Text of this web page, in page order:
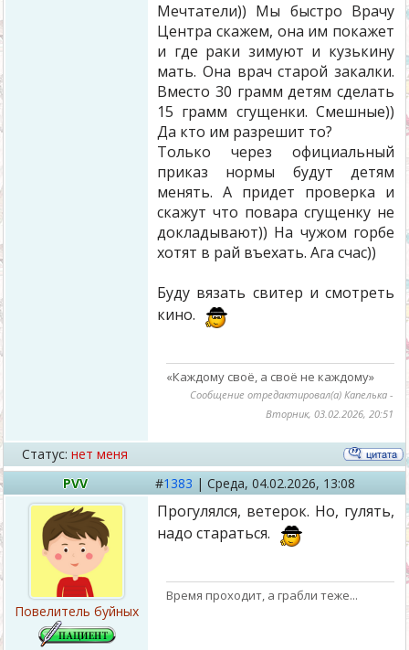
Мечтатели)) Мы быстро Врачу
Центра скажем, она им покажет
и где раки зимуют и кузькину
мать. Она врач старой закалки.
Вместо 30 грамм детям сделать
15 грамм сгущенки. Смешные))
Да кто им разрешит то?
Только через официальный
приказ нормы будут детям
менять. А придет проверка и
скажут что повара сгущенку не
докладывают)) На чужом горбе
хотят в рай въехать. Ага счас))
Буду вязать свитер и смотреть
кино.
«Каждому своё, а своё не каждому»
Сообщение отредактировал(а) Капелька -
Вторник, 03.02.2026, 20:51
Статус: нет меня
PVV
#1383 | Среда, 04.02.2026, 13:08
Повелитель буйных
Прогулялся, ветерок. Но, гулять,
надо стараться.
Время проходит, а грабли теже...